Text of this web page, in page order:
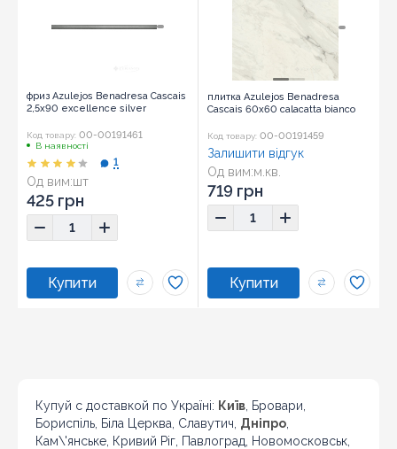
фриз Azulejos Benadresa Cascais
2,5x90 excellence silver
Код товару: 00-00191461
В наявності
Од вим:шт
Розмір:60x60
1
425 грн
плитка Azulejos Benadresa
Cascais 60x60 calacatta bianco
Код товару: 00-00191459
Од вим:м.кв.
Розмір:60x60
Залишити відгук
719 грн
Купуй с доставкой по Україні: Київ , Бровари,
Бориспіль, Біла Церква, Славутич, Дніпро
Кам\'янське, Кривий Ріг, Павлоград, Новомосковськ,